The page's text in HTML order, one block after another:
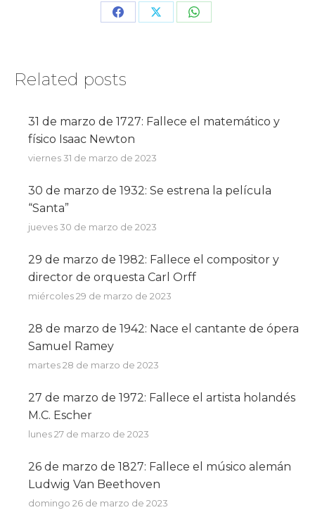
Share Share Share
Related posts
31 de marzo de 1727: Fallece el matemático y
físico Isaac Newton
viernes 31 de marzo de 2023
30 de marzo de 1932: Se estrena la película
“Santa”
jueves 30 de marzo de 2023
29 de marzo de 1982: Fallece el compositor y
director de orquesta Carl Orff
miércoles 29 de marzo de 2023
28 de marzo de 1942: Nace el cantante de ópera
Samuel Ramey
martes 28 de marzo de 2023
27 de marzo de 1972: Fallece el artista holandés
M.C. Escher
lunes 27 de marzo de 2023
26 de marzo de 1827: Fallece el músico alemán
Ludwig Van Beethoven
domingo 26 de marzo de 2023